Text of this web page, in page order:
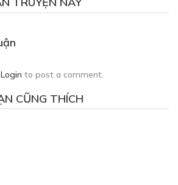
Login to post a comment.
CŨNG THÍCH